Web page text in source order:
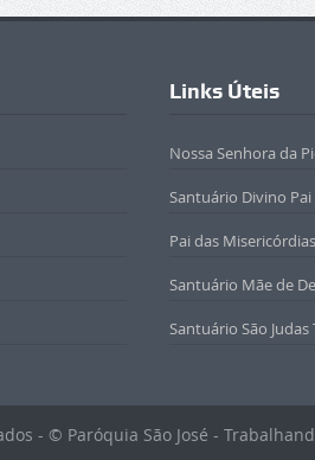
Links Úteis
Nossa Senhora da
Santuário Divino
Pai das Misericórdias
Santuário Mãe de
Santuário São Judas
- © Paróquia São José -